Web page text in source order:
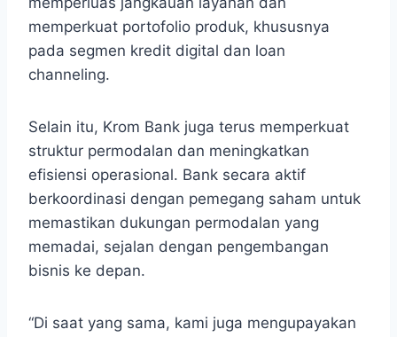
memperkuat portofolio produk, khususnya
pada segmen kredit digital dan loan
channeling.
Selain itu, Krom Bank juga terus memperkuat
struktur permodalan dan meningkatkan
efisiensi operasional. Bank secara aktif
berkoordinasi dengan pemegang saham untuk
memastikan dukungan permodalan yang
memadai, sejalan dengan pengembangan
bisnis ke depan.
“Di saat yang sama, kami juga mengupayakan